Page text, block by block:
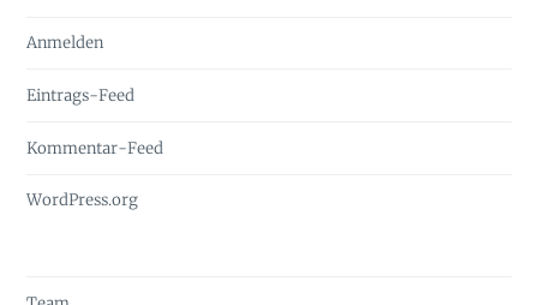
Anmelden
Eintrags-Feed
Kommentar-Feed
WordPress.org